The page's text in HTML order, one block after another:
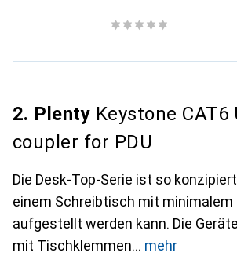
2. Plenty Keystone CAT6
coupler for PDU
Die Desk-Top-Serie ist so
einem Schreibtisch mit
aufgestellt werden kann. Die
mit Tischklemmen
mehr